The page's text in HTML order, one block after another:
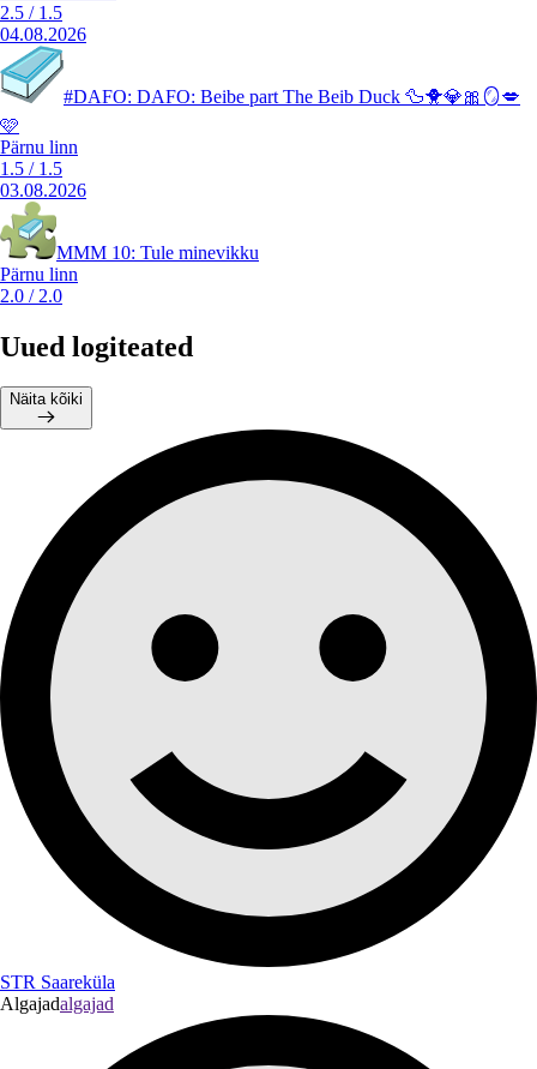
2.5 / 1.5
04.08.2026
#DAFO: DAFO: Beibe part The Beib Duck 🦆🐥💎🎀🪞💋
🩷
Pärnu linn
1.5 / 1.5
03.08.2026
MMM 10: Tule minevikku
Pärnu linn
2.0 / 2.0
Uued logiteated
Näita kõiki
STR Saareküla
Algajadalgajad